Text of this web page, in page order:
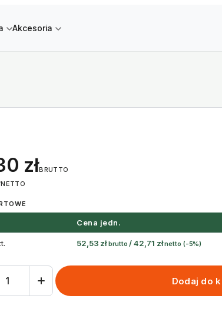
Akcesoria
złBRUTTO
NETTO
Cena jedn.
52,53 zł brutto /42,71 zł netto (-5%)
Dodaj do